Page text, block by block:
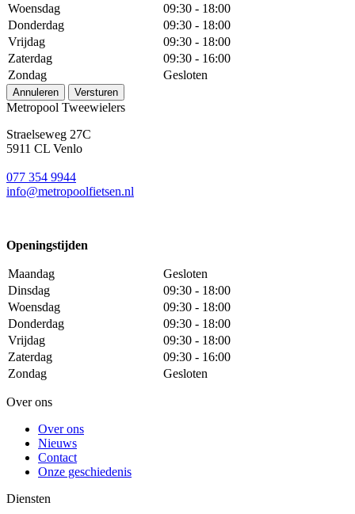
Woensdag
09:30 - 18:00
Donderdag
09:30 - 18:00
Vrijdag
09:30 - 18:00
Zaterdag
09:30 - 16:00
Zondag
Gesloten
Annuleren Versturen
Metropool Tweewielers
Straelseweg 27C
5911 CL Venlo
077 354 9944
info@metropoolfietsen.nl
Openingstijden
Maandag
Gesloten
Dinsdag
09:30 - 18:00
Woensdag
09:30 - 18:00
Donderdag
09:30 - 18:00
Vrijdag
09:30 - 18:00
Zaterdag
09:30 - 16:00
Zondag
Gesloten
Over ons
Over ons
Nieuws
Contact
Onze geschiedenis
Diensten